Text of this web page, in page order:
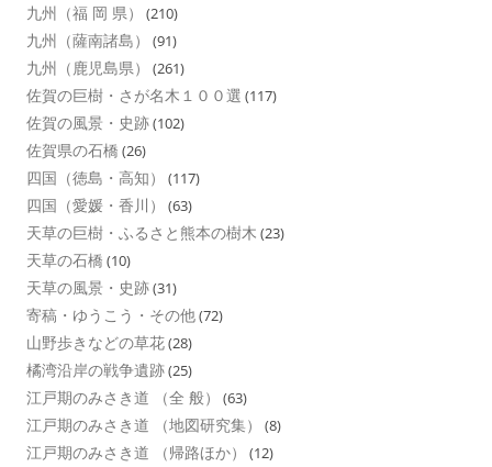
九州（福 岡 県） (210)
九州（薩南諸島） (91)
九州（鹿児島県） (261)
佐賀の巨樹・さが名木１００選 (117)
佐賀の風景・史跡(102)
佐賀県の石橋 (26)
四国（徳島・高知） (117)
四国（愛媛・香川） (63)
天草の巨樹・ふるさと熊本の樹木 (23)
天草の石橋 (10)
天草の風景・史跡(31)
寄稿・ゆうこう・その他(72)
山野歩きなどの草花(28)
橘湾沿岸の戦争遺跡(25)
江戸期のみさき道 （全 般） (63)
江戸期のみさき道 （地図研究集） (8)
江戸期のみさき道 （帰路ほか） (12)